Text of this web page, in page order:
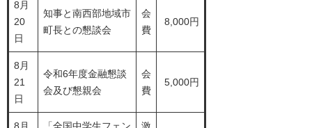
8月
20
日
知事と南西部地域市
町長との懇談会
会
費
8,000円
8月
21
日
令和6年度金融懇談
会及び懇親会
会
費
5,000円